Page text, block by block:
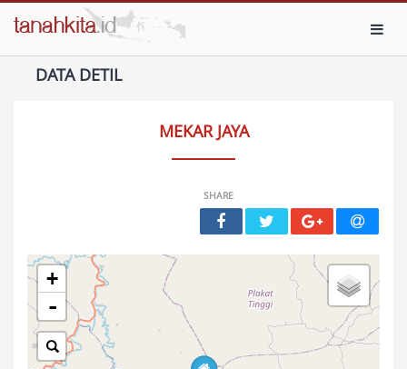
DATA DETIL
MEKAR JAYA
SHARE
+
-